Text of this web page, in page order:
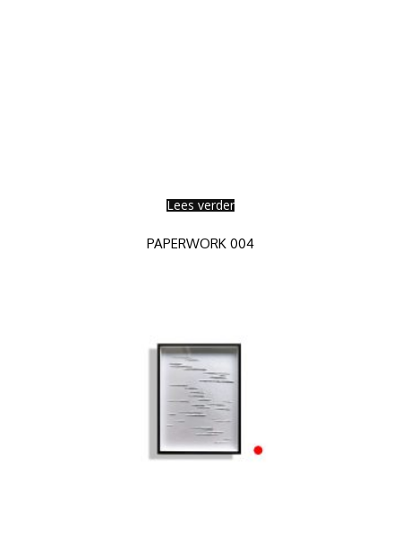
Lees verder
PAPERWORK 004